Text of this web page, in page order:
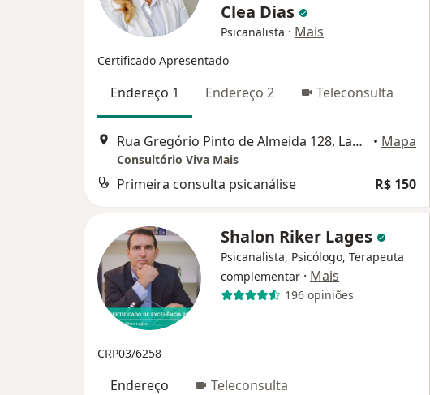
Clea Dias
Psicanalista · Mais
Certificado Apresentado
Endereço 1 Endereço 2 Teleconsulta
Rua Gregório Pinto de Almeida 128, Lauro de Freitas • Mapa
Consultório Viva Mais
Primeira consulta psicanálise R$ 150
Shalon Riker Lages
Psicanalista, Psicólogo, Terapeuta
complementar · Mais
196 opiniões
CRP03/6258
Endereço Teleconsulta